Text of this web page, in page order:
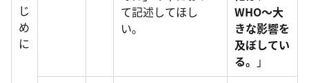
じ
め
に
て記述してほし
い。
WHO～大
きな影響を
及ぼしてい
る。 」